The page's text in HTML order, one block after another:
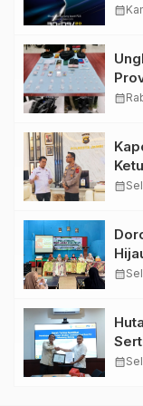
calendar_month
calendar_month
calendar_month
calendar_month
calendar_month